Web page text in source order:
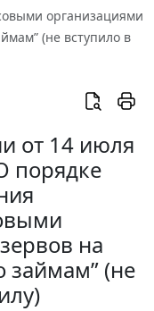
организациями
(не вступило в
от 14 июля
порядке
на
займам” (не